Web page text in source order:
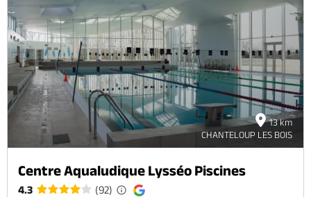
13 km
CHANTELOUP LES BOIS
Centre Aqualudique Lysséo Piscines
4.3 (92)